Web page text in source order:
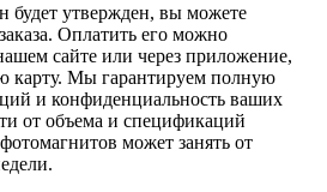
будет утвержден, вы можете
Оплатить его можно
сайте или через приложение,
карту. Мы гарантируем полную
и конфиденциальность ваших
от объема и спецификаций
может занять от